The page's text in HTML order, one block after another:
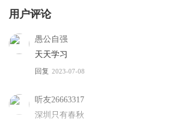
用户评论
愚公自强
天天学习
回复 2023-07-08
听友26663317
深圳只有春秋